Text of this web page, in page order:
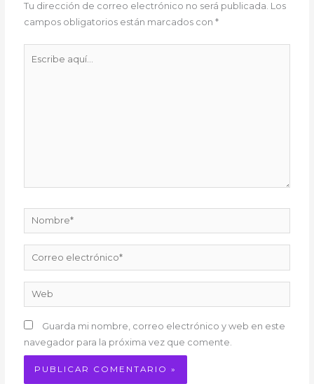
Tu dirección de correo electrónico no será publicada. Los
campos obligatorios están marcados con*
Nombre*
Correo
electrónico*
Web
Guarda mi nombre, correo electrónico y web en este
navegador para la próxima vez que comente.